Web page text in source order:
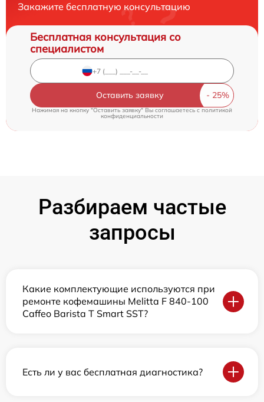
Закажите бесплатную консультацию
Бесплатная консультация со
специалистом
Оставить заявку
Нажимая на кнопку "Оставить заявку" Вы соглашаетесь cполитикой
конфиденциальности
Разбираем частые
запросы
Какие комплектующие используются при
ремонте кофемашины Melitta F 840-100
Caffeo Barista T Smart SST?
Есть ли у вас бесплатная диагностика?